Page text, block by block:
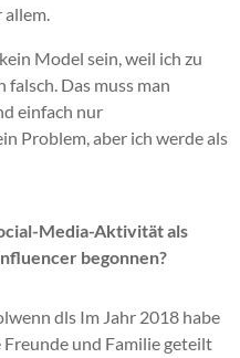
allem.
Model sein, weil ich zu
falsch. Das muss man
einfach nur
Problem, aber ich werde als
Media-Aktivität als
begonnen?
dls Im Jahr 2018 habe
und Familie geteilt